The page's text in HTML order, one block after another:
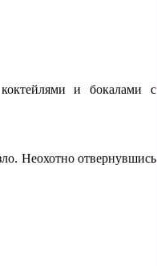
и бокалами с
Неохотно отвернувшись